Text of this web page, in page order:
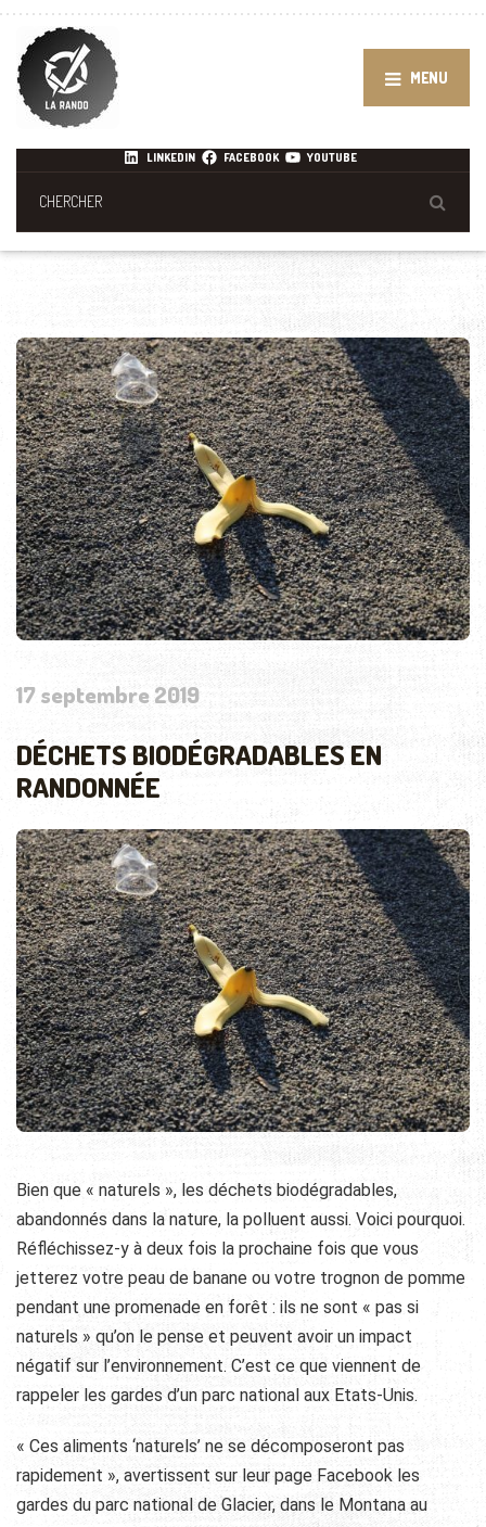
MENU
LINKEDIN FACEBOOK YOUTUBE
17 septembre 2019
DÉCHETS BIODÉGRADABLES EN
RANDONNÉE
Bien que « naturels », les déchets biodégradables,
abandonnés dans la nature, la polluent aussi. Voici pourquoi.
Réfléchissez-y à deux fois la prochaine fois que vous
jetterez votre peau de banane ou votre trognon de pomme
pendant une promenade en forêt : ils ne sont « pas si
naturels » qu’on le pense et peuvent avoir un impact
négatif sur l’environnement. C’est ce que viennent de
rappeler les gardes d’un parc national aux Etats-Unis.
« Ces aliments ‘naturels’ ne se décomposeront pas
rapidement », avertissent sur leur page Facebook les
gardes du parc national de Glacier, dans le Montana au